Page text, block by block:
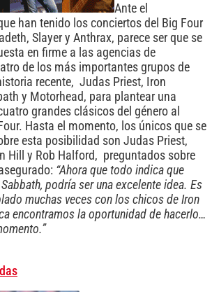
Ante el
han tenido los conciertos del Big Four
Slayer y Anthrax, parece ser que se
en firme a las agencias de
de los más importantes grupos de
recente, Judas Priest, Iron
y Motorhead, para plantear una
grandes clásicos del género al
Hasta el momento, los únicos que se
esta posibilidad son Judas Priest,
Hill y Rob Halford, preguntados sobre
“Ahora que todo indica que
podría ser una excelente idea. Es
muchas veces con los chicos de Iron
encontramos la oportunidad de hacerlo…